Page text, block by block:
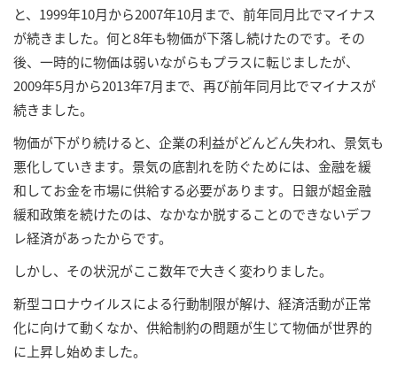
と、1999年10月から2007年10月まで、前年同月比でマイナス
が続きました。何と8年も物価が下落し続けたのです。その
後、一時的に物価は弱いながらもプラスに転じましたが、
2009年5月から2013年7月まで、再び前年同月比でマイナスが
続きました。
物価が下がり続けると、企業の利益がどんどん失われ、景気も
悪化していきます。景気の底割れを防ぐためには、金融を緩
和してお金を市場に供給する必要があります。日銀が超金融
緩和政策を続けたのは、なかなか脱することのできないデフ
レ経済があったからです。
しかし、その状況がここ数年で大きく変わりました。
新型コロナウイルスによる行動制限が解け、経済活動が正常
化に向けて動くなか、供給制約の問題が生じて物価が世界的
に上昇し始めました。